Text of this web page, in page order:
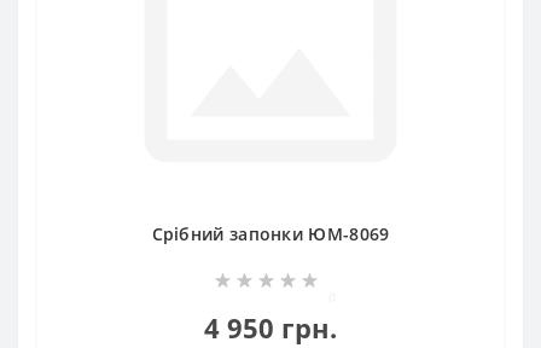
Срібний запонки ЮМ-8069
4 950 грн.